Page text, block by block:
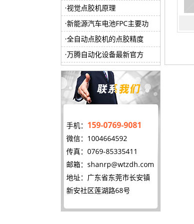
视觉点胶机原理
新能源汽车电池FPC主要功
全自动点胶机的点胶精度
万腾自动化设备最新官方
手机： 159-0769-9081
微信：1004664592
传真：0769-85335411
邮箱： shanrp@wtzdh.com
地址：广东省东莞市长安镇
新安社区莲湖路68号